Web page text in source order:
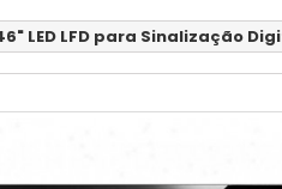
LED LFD para Sinalização